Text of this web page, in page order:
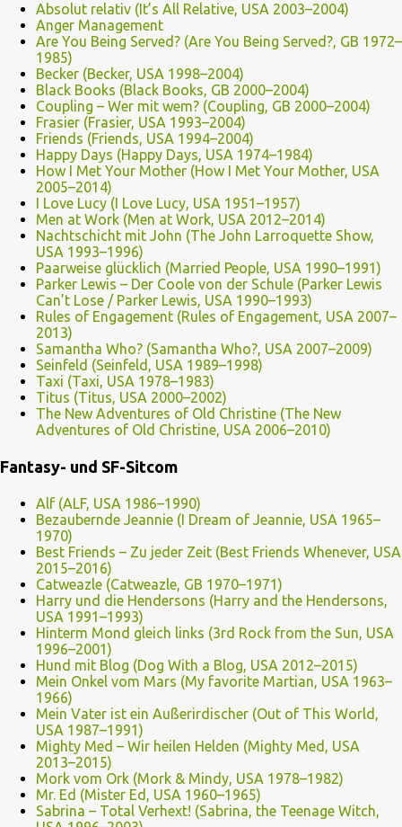
Absolut relativ (It’s All Relative, USA 2003–2004)
Anger Management
Are You Being Served? (Are You Being Served?, GB 1972–
1985)
Becker (Becker, USA 1998–2004)
Black Books (Black Books, GB 2000–2004)
Coupling – Wer mit wem? (Coupling, GB 2000–2004)
Frasier (Frasier, USA 1993–2004)
Friends (Friends, USA 1994–2004)
Happy Days (Happy Days, USA 1974–1984)
How I Met Your Mother (How I Met Your Mother, USA
2005–2014)
I Love Lucy (I Love Lucy, USA 1951–1957)
Men at Work (Men at Work, USA 2012–2014)
Nachtschicht mit John (The John Larroquette Show,
USA 1993–1996)
Paarweise glücklich (Married People, USA 1990–1991)
Parker Lewis – Der Coole von der Schule (Parker Lewis
Can’t Lose / Parker Lewis, USA 1990–1993)
Rules of Engagement (Rules of Engagement, USA 2007–
2013)
Samantha Who? (Samantha Who?, USA 2007–2009)
Seinfeld (Seinfeld, USA 1989–1998)
Taxi (Taxi, USA 1978–1983)
Titus (Titus, USA 2000–2002)
The New Adventures of Old Christine (The New
Adventures of Old Christine, USA 2006–2010)
Fantasy- und SF-Sitcom
Alf (ALF, USA 1986–1990)
Bezaubernde Jeannie (I Dream of Jeannie, USA 1965–
1970)
Best Friends – Zu jeder Zeit (Best Friends Whenever, USA
2015–2016)
Catweazle (Catweazle, GB 1970–1971)
Harry und die Hendersons (Harry and the Hendersons,
USA 1991–1993)
Hinterm Mond gleich links (3rd Rock from the Sun, USA
1996–2001)
Hund mit Blog (Dog With a Blog, USA 2012–2015)
Mein Onkel vom Mars (My favorite Martian, USA 1963–
1966)
Mein Vater ist ein Außerirdischer (Out of This World,
USA 1987–1991)
Mighty Med – Wir heilen Helden (Mighty Med, USA
2013–2015)
Mork vom Ork (Mork & Mindy, USA 1978–1982)
Mr. Ed (Mister Ed, USA 1960–1965)
Sabrina – Total Verhext! (Sabrina, the Teenage Witch,